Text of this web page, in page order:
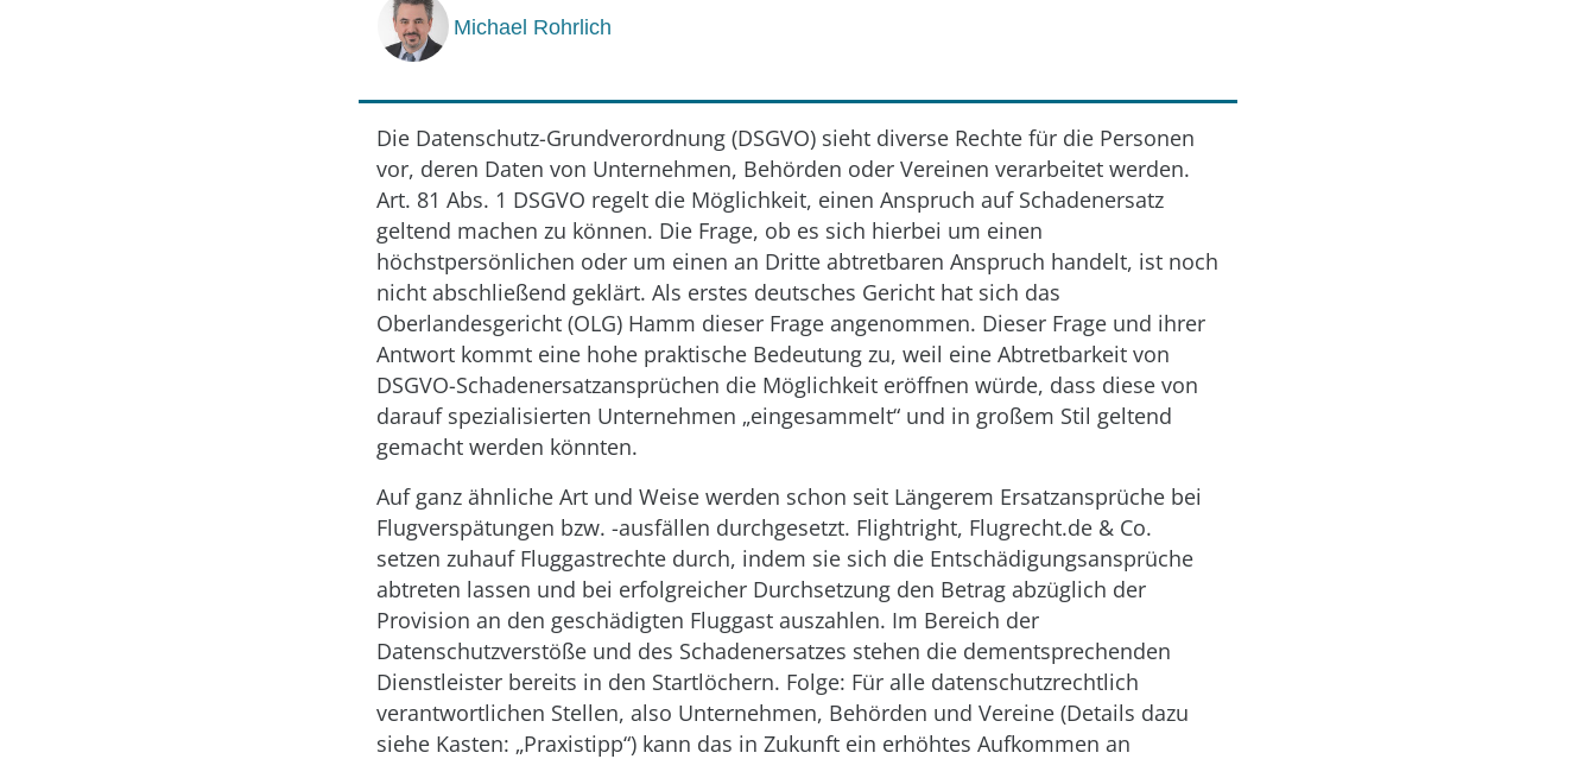
Michael Rohrlich
Die Datenschutz-Grundverordnung (DSGVO) sieht diverse Rechte für die Personen
vor, deren Daten von Unternehmen, Behörden oder Vereinen verarbeitet werden.
Art. 81 Abs. 1 DSGVO regelt die Möglichkeit, einen Anspruch auf Schadenersatz
geltend machen zu können. Die Frage, ob es sich hierbei um einen
höchstpersönlichen oder um einen an Dritte abtretbaren Anspruch handelt, ist noch
nicht abschließend geklärt. Als erstes deutsches Gericht hat sich das
Oberlandesgericht (OLG) Hamm dieser Frage angenommen. Dieser Frage und ihrer
Antwort kommt eine hohe praktische Bedeutung zu, weil eine Abtretbarkeit von
DSGVO-Schadenersatzansprüchen die Möglichkeit eröffnen würde, dass diese von
darauf spezialisierten Unternehmen „eingesammelt“ und in großem Stil geltend
gemacht werden könnten.
Auf ganz ähnliche Art und Weise werden schon seit Längerem Ersatzansprüche bei
Flugverspätungen bzw. -ausfällen durchgesetzt. Flightright, Flugrecht.de & Co.
setzen zuhauf Fluggastrechte durch, indem sie sich die Entschädigungsansprüche
abtreten lassen und bei erfolgreicher Durchsetzung den Betrag abzüglich der
Provision an den geschädigten Fluggast auszahlen. Im Bereich der
Datenschutzverstöße und des Schadenersatzes stehen die dementsprechenden
Dienstleister bereits in den Startlöchern. Folge: Für alle datenschutzrechtlich
verantwortlichen Stellen, also Unternehmen, Behörden und Vereine (Details dazu
siehe Kasten: „Praxistipp“) kann das in Zukunft ein erhöhtes Aufkommen an